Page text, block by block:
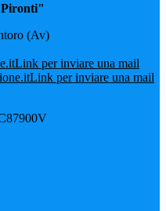
Pironti"
(Av)
Link per inviare una mail
Link per inviare una mail